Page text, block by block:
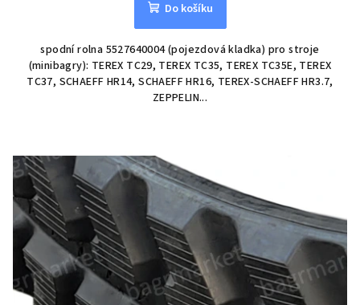
Do košíku
spodní rolna 5527640004 (pojezdová kladka) pro stroje
(minibagry): TEREX TC29, TEREX TC35, TEREX TC35E, TEREX
TC37, SCHAEFF HR14, SCHAEFF HR16, TEREX-SCHAEFF HR3.7,
ZEPPELIN...